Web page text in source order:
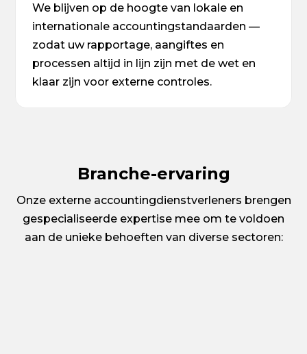
We blijven op de hoogte van lokale en
internationale accountingstandaarden —
zodat uw rapportage, aangiftes en
processen altijd in lijn zijn met de wet en
klaar zijn voor externe controles.
Branche-ervaring
Onze externe accountingdienstverleners brengen
gespecialiseerde expertise mee om te voldoen
aan de unieke behoeften van diverse sectoren: